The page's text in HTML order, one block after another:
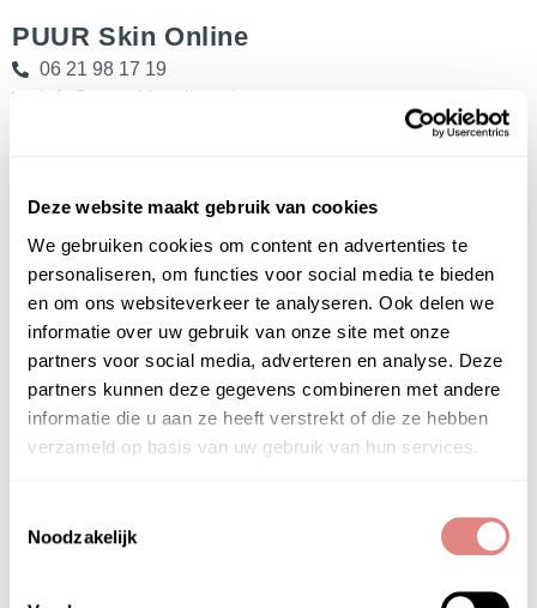
Deze website maakt gebruik van cookies
We gebruiken cookies om content en advertenties te
personaliseren, om functies voor social media te bieden
en om ons websiteverkeer te analyseren. Ook delen we
informatie over uw gebruik van onze site met onze
partners voor social media, adverteren en analyse. Deze
partners kunnen deze gegevens combineren met andere
informatie die u aan ze heeft verstrekt of die ze hebben
verzameld op basis van uw gebruik van hun services.
Noodzakelijk
PUUR Skin Online
06 21 98 17 19
info@puurskinonline.nl
Gratis huidadvies
Contact
Privacyverklaring
Algemene Voorwaarden
Veelgestelde vragen (FAQ)
Het PUUR Skin Online is onderdeel vanPUUR
Huidinstituut &PUUR Natural Skin
Huidproblemen
Droge huid